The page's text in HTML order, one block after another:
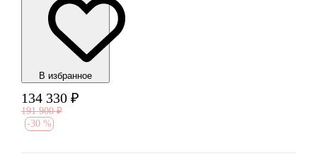
В избранноe
134 330 ₽
191 900 ₽
-30 %